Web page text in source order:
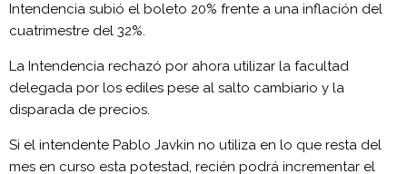
Intendencia subió el boleto 20% frente a una inflación del
cuatrimestre del 32%.
La Intendencia rechazó por ahora utilizar la facultad
delegada por los ediles pese al salto cambiario y la
disparada de precios.
Si el intendente Pablo Javkin no utiliza en lo que resta del
mes en curso esta potestad, recién podrá incrementar el